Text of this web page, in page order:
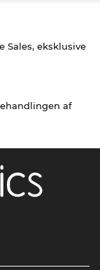
Sales, eksklusive
af